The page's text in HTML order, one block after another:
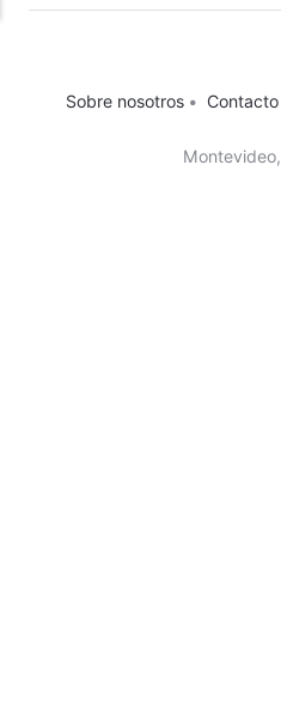
Sobre nosotros • Contacto
Montevideo,